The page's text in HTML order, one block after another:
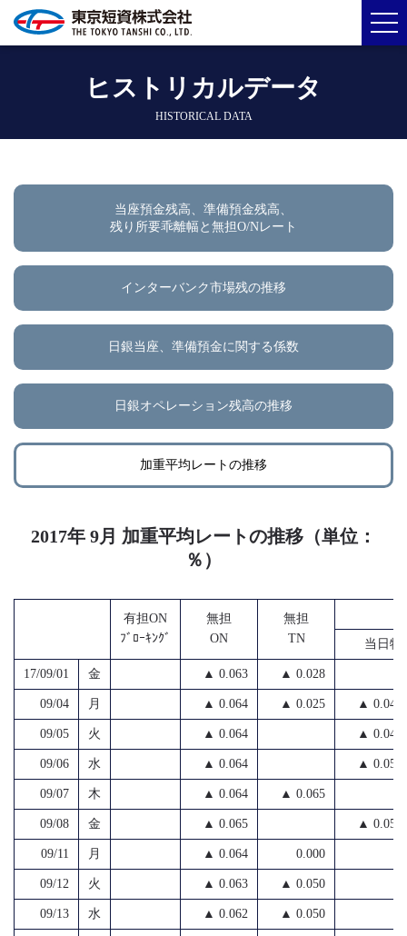
ヒストリカルデータ
HISTORICAL DATA
当座預金残高、準備預金残高、
残り所要乖離幅と無担O/Nレート
インターバンク市場残の推移
日銀当座、準備預金に関する係数
日銀オペレーション残高の推移
加重平均レートの推移
2017年 9月 加重平均レートの推移（単位：
％）
有担ON
ﾌﾞﾛｰｷﾝｸﾞ
無担
ON
無担
TN
当日物
17/09/01 金 ▲ 0.063 ▲ 0.028
09/04 月 ▲ 0.064 ▲ 0.025 ▲ 0.042
09/05 火 ▲ 0.064 ▲ 0.046
09/06 水 ▲ 0.064 ▲ 0.050
09/07 木 ▲ 0.064 ▲ 0.065
09/08 金 ▲ 0.065 ▲ 0.055
09/11 月 ▲ 0.064 0.000
09/12 火 ▲ 0.063 ▲ 0.050
09/13 水 ▲ 0.062 ▲ 0.050